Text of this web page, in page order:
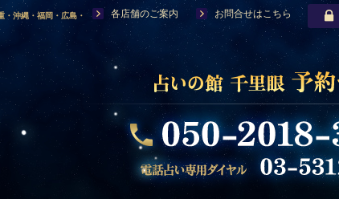
沖縄・福岡・広島・
仙台・山口・宮崎・山
る、口コミで評判の人
各店舗のご案内 お問合せはこちら